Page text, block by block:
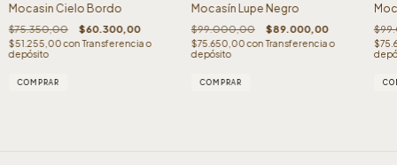
Mocasin Cielo Bordo
$75.350,00 $60.300,00
$51.255,00con Transferencia o
depósito
COMPRAR
Mocasín Lupe Negro
$99.000,00 $89.000,00
$75.650,00con Transferencia o
depósito
COMPRAR